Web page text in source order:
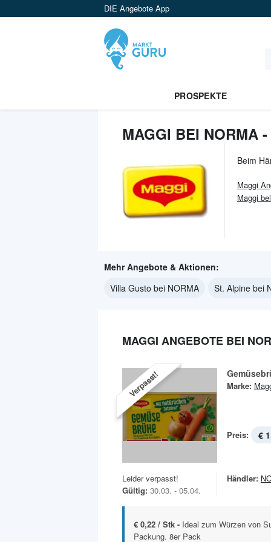
DIE Angebote App
PROSPEKTE
MAGGI BEI NORMA
Beim
Maggi
Maggi
Mehr Angebote & Aktionen:
Villa Gusto bei NORMA
St. Alpine bei
MAGGI ANGEBOTE BEI
Verpasst! Marke:
Preis: €
Leider verpasst!
Gültig: 30.03. - 05.04.
Händler:
€ 0,22 / Stk - Ideal zum Würzen von
Packung. 8er Pack